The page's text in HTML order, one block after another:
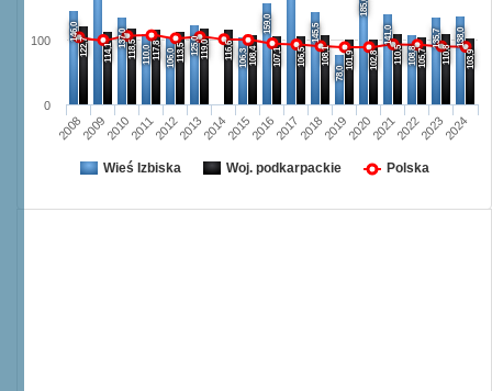
146,0 137,0
110,0 106,0
125,0
106,3
159,0 145,5
78,0
185,0
141,0
108,8
135,7 138,0
122,7 114,1 118,5 117,8 113,5 119,0 116,6 108,4 107,1 106,5 108,1 101,9 102,8 110,5 105,7 110,8 103,9
20082009201020112012201320142015201620172018201920202021202220232024
0
100
Wieś Izbiska Woj. podkarpackie Polska